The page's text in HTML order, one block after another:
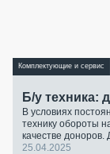
Комплектующие и сервис
Б/у техника:
В условиях
технику обороты
качестве доноров.
25.04.2025